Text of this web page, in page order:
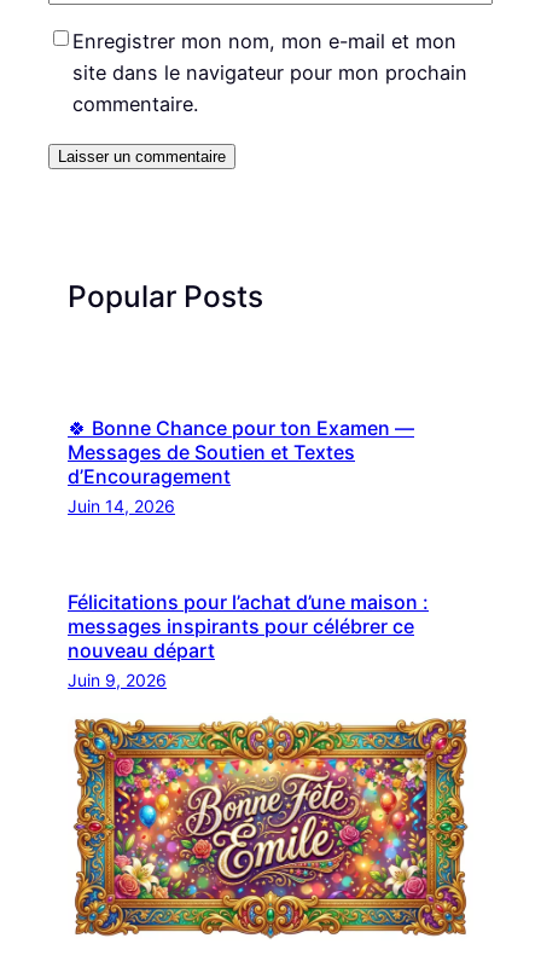
Enregistrer mon nom, mon e-mail et mon
site dans le navigateur pour mon prochain
commentaire.
Popular Posts
🍀 Bonne Chance pour ton Examen —
Messages de Soutien et Textes
d’Encouragement
Juin 14, 2026
Félicitations pour l’achat d’une maison :
messages inspirants pour célébrer ce
nouveau départ
Juin 9, 2026